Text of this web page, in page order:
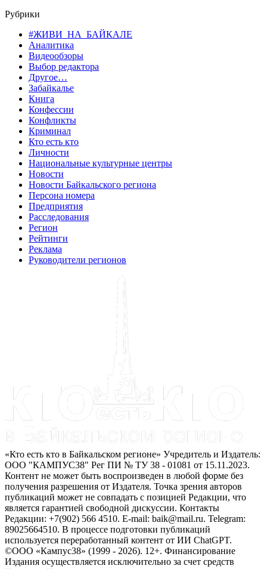
Рубрики
#ЖИВИ_НА_БАЙКАЛЕ
Аналитика
Видеообзоры
Выбор редактора
Другое…
Забайкалье
Книга
Конфессии
Конфликты
Криминал
Кто есть кто
Личности
Национальные культурные центры
Новости
Новости Байкальского региона
Персона номера
Предприятия
Расследования
Регион
Рейтинги
Реклама
Руководители регионов
«Кто есть кто в Байкальском регионе» Учредитель и Издатель:
ООО "КАМПУС38" Рег ПИ № ТУ 38 - 01081 от 15.11.2023.
Контент не может быть воспроизведен в любой форме без
получения разрешения от Издателя. Точка зрения авторов
публикаций может не совпадать с позицией Редакции, что
является гарантией свободной дискуссии. Контакты
Редакции: +7(902) 566 4510. E-mail: baik@mail.ru. Telegram:
89025664510. В процессе подготовки публикаций
используется переработанный контент от ИИ ChatGPT.
©ООО «Кампус38» (1999 - 2026). 12+. Финансирование
Издания осуществляется исключительно за счет средств